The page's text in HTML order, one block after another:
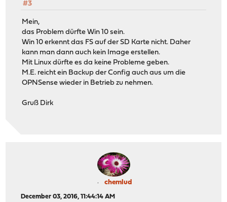
#3
Mein,
das Problem dürfte Win 10 sein.
Win 10 erkennt das FS auf der SD Karte nicht. Daher
kann man dann auch kein Image erstellen.
Mit Linux dürfte es da keine Probleme geben.
M.E. reicht ein Backup der Config auch aus um die
OPNSense wieder in Betrieb zu nehmen.
Gruß Dirk
chemlud
December 03, 2016, 11:44:14 AM